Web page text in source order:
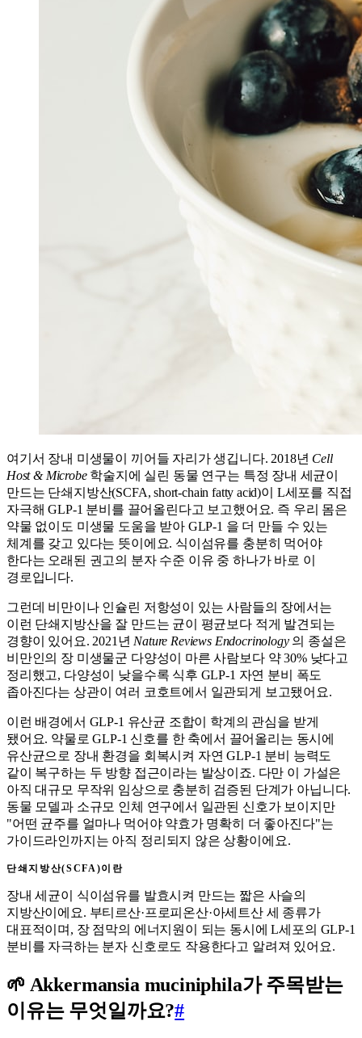
여기서 장내 미생물이 끼어들 자리가 생깁니다. 2018년 Cell
Host & Microbe학술지에 실린 동물 연구는 특정 장내 세균이
만드는 단쇄지방산(SCFA, short-chain fatty acid)이 L세포를 직접
자극해 GLP-1 분비를 끌어올린다고 보고했어요. 즉 우리 몸은
약물 없이도 미생물 도움을 받아 GLP-1 을 더 만들 수 있는
체계를 갖고 있다는 뜻이에요. 식이섬유를 충분히 먹어야
한다는 오래된 권고의 분자 수준 이유 중 하나가 바로 이
경로입니다.
그런데 비만이나 인슐린 저항성이 있는 사람들의 장에서는
이런 단쇄지방산을 잘 만드는 균이 평균보다 적게 발견되는
경향이 있어요. 2021년 Nature Reviews Endocrinology의 종설은
비만인의 장 미생물군 다양성이 마른 사람보다 약 30% 낮다고
정리했고, 다양성이 낮을수록 식후 GLP-1 자연 분비 폭도
좁아진다는 상관이 여러 코호트에서 일관되게 보고됐어요.
이런 배경에서 GLP-1 유산균 조합이 학계의 관심을 받게
됐어요. 약물로 GLP-1 신호를 한 축에서 끌어올리는 동시에
유산균으로 장내 환경을 회복시켜 자연 GLP-1 분비 능력도
같이 복구하는 두 방향 접근이라는 발상이죠. 다만 이 가설은
아직 대규모 무작위 임상으로 충분히 검증된 단계가 아닙니다.
동물 모델과 소규모 인체 연구에서 일관된 신호가 보이지만
"어떤 균주를 얼마나 먹어야 약효가 명확히 더 좋아진다"는
가이드라인까지는 아직 정리되지 않은 상황이에요.
단쇄지방산(SCFA)이란
장내 세균이 식이섬유를 발효시켜 만드는 짧은 사슬의
지방산이에요. 부티르산·프로피온산·아세트산 세 종류가
대표적이며, 장 점막의 에너지원이 되는 동시에 L세포의 GLP-1
분비를 자극하는 분자 신호로도 작용한다고 알려져 있어요.
🌱 Akkermansia muciniphila가 주목받는
이유는 무엇일까요?#